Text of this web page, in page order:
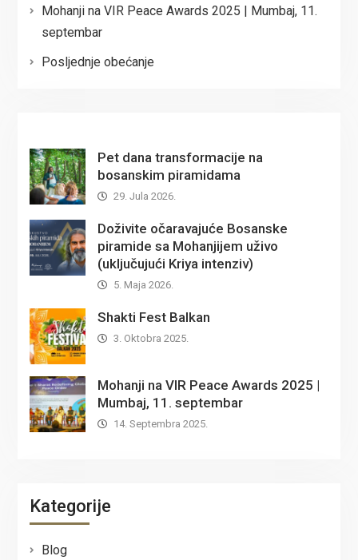
Mohanji na VIR Peace Awards 2025 | Mumbaj, 11.
septembar
Posljednje obećanje
Pet dana transformacije na
bosanskim piramidama
29. Jula 2026.
Doživite očaravajuće Bosanske
piramide sa Mohanjijem uživo
(uključujući Kriya intenziv)
5. Maja 2026.
Shakti Fest Balkan
3. Oktobra 2025.
Mohanji na VIR Peace Awards 2025 |
Mumbaj, 11. septembar
14. Septembra 2025.
Kategorije
Blog